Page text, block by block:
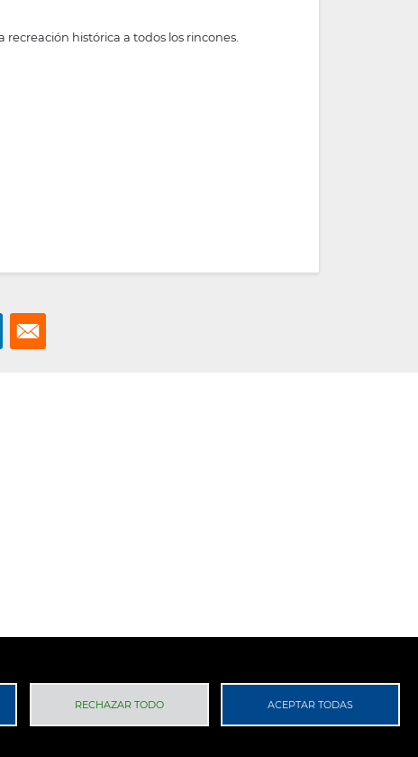
histórica a todos los rincones.
RECHAZAR TODO ACEPTAR TODAS
Privacidad RGPD